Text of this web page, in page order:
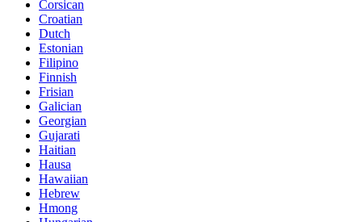
Corsican
Croatian
Dutch
Estonian
Filipino
Finnish
Frisian
Galician
Georgian
Gujarati
Haitian
Hausa
Hawaiian
Hebrew
Hmong